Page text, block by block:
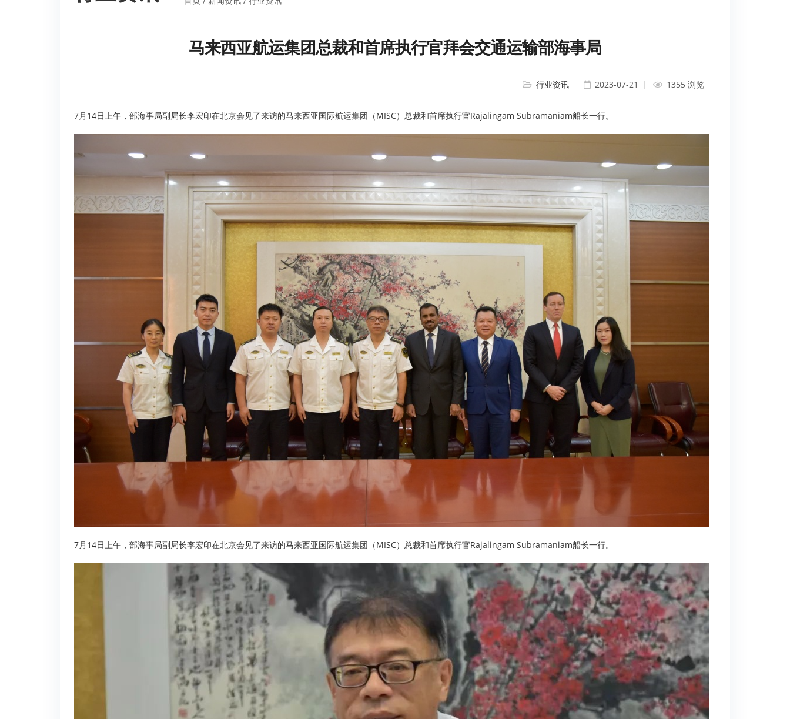
马来西亚航运集团总裁和首席执行官拜会交通运输部海事局
行业资讯 2023-07-21 1355 浏览
7月14日上午，部海事局副局长李宏印在北京会见了来访的马来西亚国际航运集团（MISC）总裁和首席执行官Rajalingam Subramaniam船长一行。
7月14日上午，部海事局副局长李宏印在北京会见了来访的马来西亚国际航运集团（MISC）总裁和首席执行官Rajalingam Subramaniam船长一行。